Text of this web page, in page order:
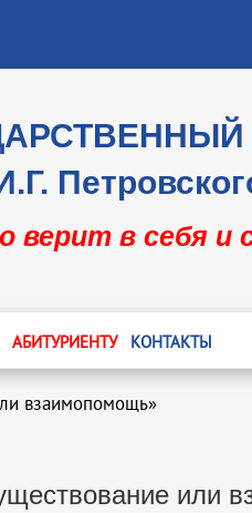
верит в себя и
АБИТУРИЕНТУ КОНТАКТЫ
взаимопомощь»
или